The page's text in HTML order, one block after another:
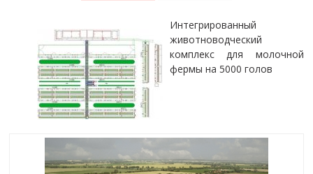
Интегрированный
животноводческий
комплекс для молочной
фермы на 5000 голов